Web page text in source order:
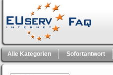
Alle Kategorien Sofortantwort